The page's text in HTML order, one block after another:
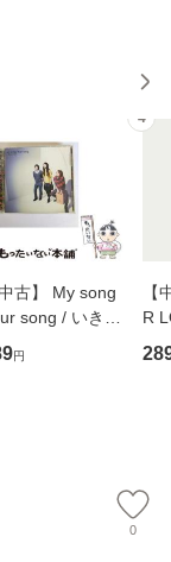
中古】 My song
song / いきも
かり / [CD]
メール便送料無
円
4
【
R
産
0